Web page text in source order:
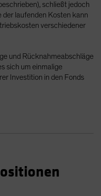
schließt jedoch
der laufenden Kosten kann
verschiedener
und Rücknahmeabschläge
sich um einmalige
Investition in den Fonds